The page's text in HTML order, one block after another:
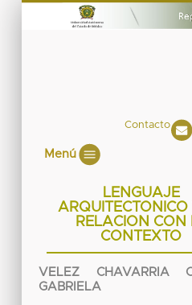
Contacto
Menú
LENGUAJE
ARQUITECTONICO
RELACION CON
CONTEXTO
VELEZ CHAVARRIA
GABRIELA